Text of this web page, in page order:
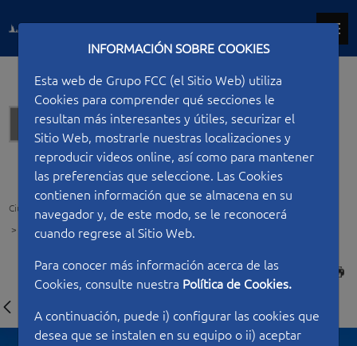
INFORMACIÓN SOBRE COOKIES
Esta web de Grupo FCC (el Sitio Web) utiliza
Cookies para comprender qué secciones le
resultan más interesantes y útiles, securizar el
Sitio Web, mostrarle nuestras localizaciones y
reproducir videos online, así como para mantener
las preferencias que seleccione. Las Cookies
contienen información que se almacena en su
navegador y, de este modo, se le reconocerá
cuando regrese al Sitio Web.
Para conocer más información acerca de las
Cookies, consulte nuestra Política de Cookies.
A continuación, puede i) configurar las cookies que
desea que se instalen en su equipo o ii) aceptar
Rehabilitación
Ciudad FCC Tipo de construcción
Rehabilitación
Rehabilitación del acceso este al Puente Centenario de Panamá